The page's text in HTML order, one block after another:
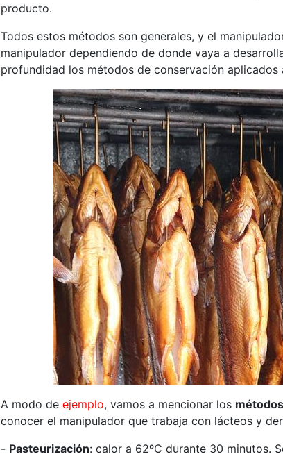
producto.
Todos estos métodos son generales, y el
manipulador dependiendo de donde vaya a
profundidad los métodos de conservación
A modo de ejemplo, vamos a mencionar los
conocer el manipulador que trabaja con lácteos y
- Pasteurización: calor a 62ºC durante 30 minutos.